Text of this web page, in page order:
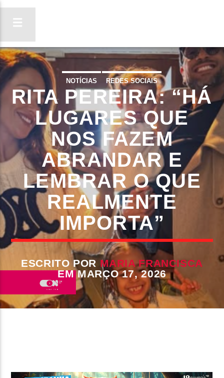
ON FM
LIGA-TE
FAIXA ATUAL
TÍTULO
ARTISTA
NOTÍCIAS REDES SOCIAIS
RITA PEREIRA: “HÁ
LUGARES QUE
NOS FAZEM
ABRANDAR E
LEMBRAR O QUE
REALMENTE
IMPORTA”
ESCRITO POR MARIA FRANCISCA
EM MARÇO 17, 2026